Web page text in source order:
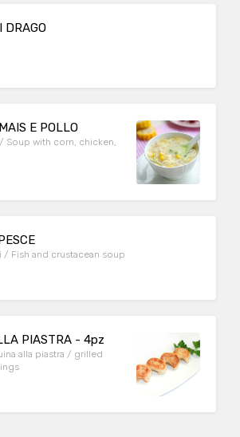
DRAGO
E POLLO
Soup with corn, chicken,
/ Fish and crustacean soup
PIASTRA - 4pz
alla piastra / grilled